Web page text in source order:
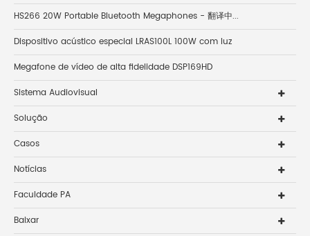
HS266 20W Portable Bluetooth Megaphones - 翻译中...
Dispositivo acústico especial LRAS100L 100W com luz
Megafone de vídeo de alta fidelidade DSP169HD
Sistema Audiovisual
Solução
Casos
Notícias
Faculdade PA
Baixar